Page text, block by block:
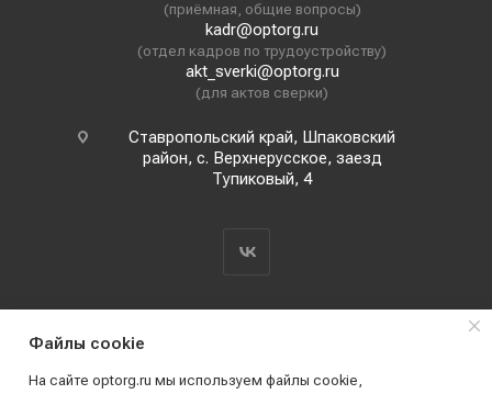
(приёмная, общие вопросы)
kadr@optorg.ru
(отдел кадров по трудоустройству)
akt_sverki@optorg.ru
(для актов сверки)
Ставропольский край, Шпаковский
район, с. Верхнерусское, заезд
Тупиковый, 4
Файлы cookie
На сайте optorg.ru мы используем файлы cookie,